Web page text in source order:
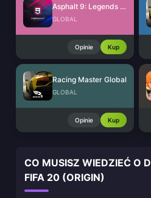
Asphalt 9: Legends Tokens
GLOBAL
Opinie Kup
Racing Master Global
GLOBAL
Opinie Kup
CO MUSISZ WIEDZIEĆ O
FIFA 20 (ORIGIN)